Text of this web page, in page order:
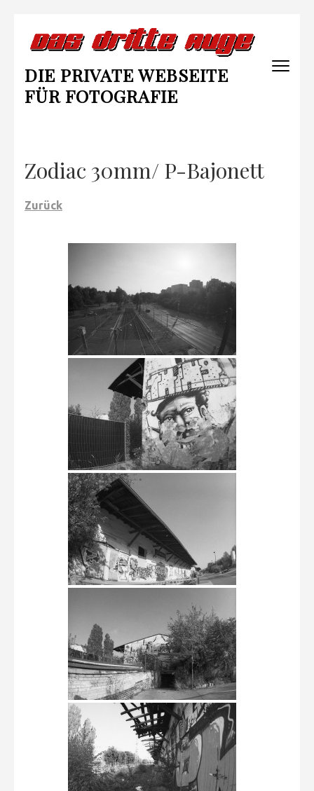
Inhalt
springen
(Enter
drücken)
DIE PRIVATE WEBSEITE
FÜR FOTOGRAFIE
Zodiac 30mm/ P-Bajonett
Zurück